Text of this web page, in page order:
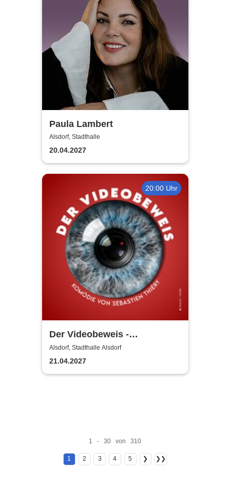
Paula Lambert
Alsdorf, Stadthalle
20.04.2027
20:00 Uhr
Der Videobeweis -
Grenzlandtheater Aachen
Alsdorf, Stadthalle Alsdorf
21.04.2027
1 - 30 von 310
1 2 3 4 5 ❯ ❯❯